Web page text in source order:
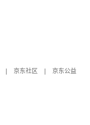
京东社区
京东公益